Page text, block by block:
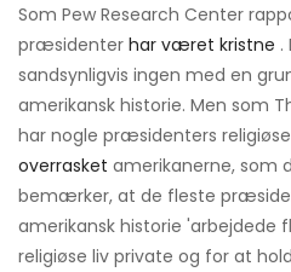
Som Pew Research Center
præsidenter har været kristne .
sandsynligvis ingen med en
amerikansk historie. Men som
har nogle præsidenters
overrasket amerikanerne, som
bemærker, at de fleste
amerikansk historie 'arbejdede
religiøse liv private og for at